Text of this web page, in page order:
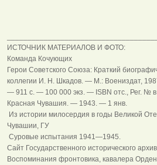
ИСТОЧНИК МАТЕРИАЛОВ И ФОТО:
Команда Кочующих
Герои Советского Союза: Краткий
коллегии И. Н. Шкадов. — М.: Воениздат,
— 911 с. — 100 000 экз. — ISBN отс., Рег. №
Красная Чувашия. — 1943. — 1 янв.
Из истории милосердия в годы Великой
Чувашии, ГУ
Суровые испытания 1941—1945.
Сайт Государственного исторического
Воспоминания фронтовика, кавалера